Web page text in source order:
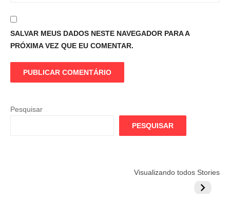
SALVAR MEUS DADOS NESTE NAVEGADOR PARA A
PRÓXIMA VEZ QUE EU COMENTAR.
Pesquisar
PESQUISAR
Visualizando todos Stories
Globo quer
Lesão
do